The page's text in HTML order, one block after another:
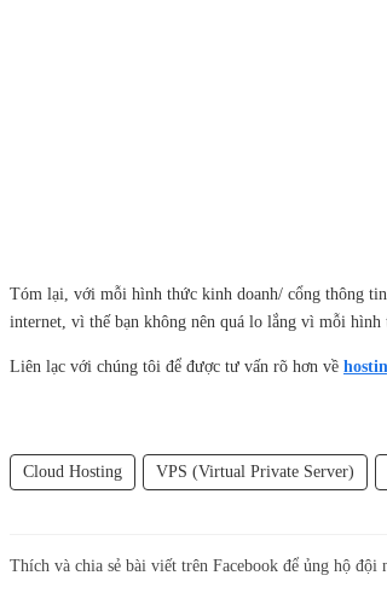
Tóm lại, với mỗi hình thức kinh doanh/ cổng thông
internet, vì thế bạn không nên quá lo lắng vì mỗi
Liên lạc với chúng tôi để được tư vấn rõ hơn về
Cloud Hosting VPS (Virtual Private Server)
Thích và chia sẻ bài viết trên Facebook để ủng hộ đội